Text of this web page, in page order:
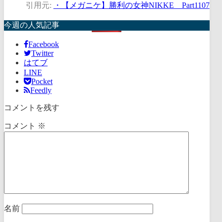
引用元: ・【メガニケ】勝利の女神NIKKE Part1107
今週の人気記事
Facebook
Twitter
はてブ
LINE
Pocket
Feedly
コメントを残す
コメント ※
名前